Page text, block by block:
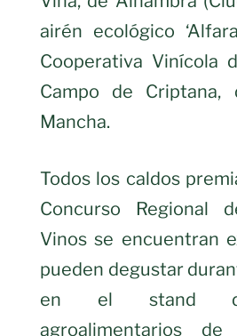
airén ecológico
Cooperativa Vinícola
Campo de Criptana,
Mancha.
Todos los caldos
Concurso Regional
Vinos se encuentran
pueden degustar
en el stand
agroalimentarios